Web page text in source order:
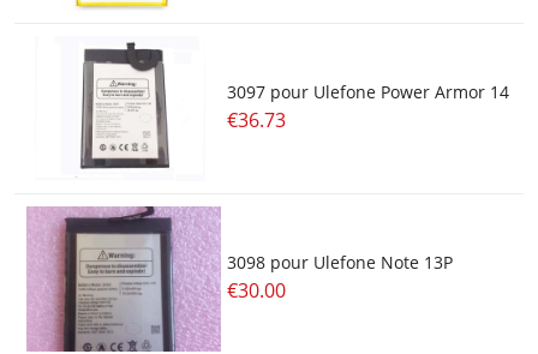
3097 pour Ulefone Power Armor 14
€36.73
3098 pour Ulefone Note 13P
€30.00